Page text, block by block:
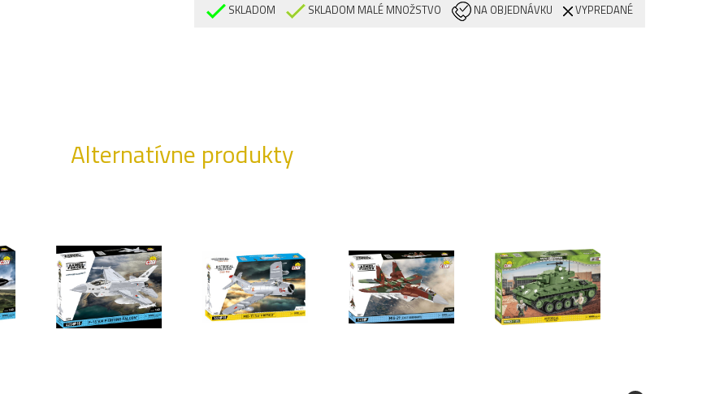
SKLADOM SKLADOM MALÉ MNOŽSTVO NA OBJEDNÁVKU VYPREDANÉ
Alternatívne produkty